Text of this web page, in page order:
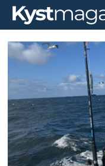
Tag:
ulykker